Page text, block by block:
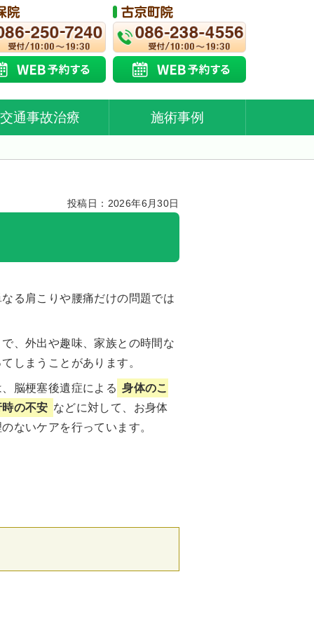
交通事故治療 施術事例
投稿日：2026年6月30日
る肩こりや腰痛だけの問題では
、外出や趣味、家族との時間な
しまうことがあります。
脳梗塞後遺症による 身体のこ
の不安 などに対して、お身体
ないケアを行っています。